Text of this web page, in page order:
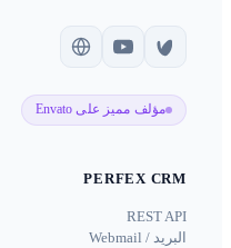
مؤلف مميز على Envato
PERFEX CRM
REST API
البريد / Webmail